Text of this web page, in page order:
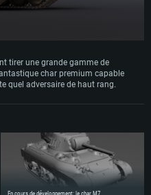
tirer une grande gamme de
char premium capable
quel adversaire de haut rang.
En cours de développement: le char M7